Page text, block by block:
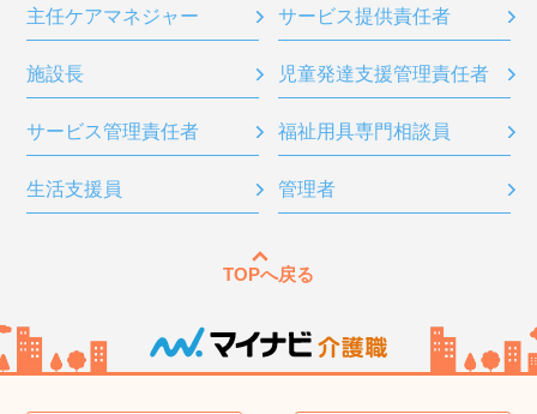
主任ケアマネジャー サービス提供責任者
施設長 児童発達支援管理責任者
サービス管理責任者 福祉用具専門相談員
生活支援員 管理者
TOPへ戻る